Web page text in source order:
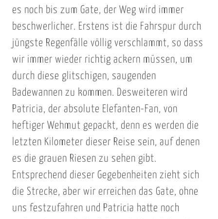
es noch bis zum Gate, der Weg wird immer
beschwerlicher. Erstens ist die Fahrspur durch
jüngste Regenfälle völlig verschlammt, so dass
wir immer wieder richtig ackern müssen, um
durch diese glitschigen, saugenden
Badewannen zu kommen. Desweiteren wird
Patricia, der absolute Elefanten-Fan, von
heftiger Wehmut gepackt, denn es werden die
letzten Kilometer dieser Reise sein, auf denen
es die grauen Riesen zu sehen gibt.
Entsprechend dieser Gegebenheiten zieht sich
die Strecke, aber wir erreichen das Gate, ohne
uns festzufahren und Patricia hatte noch